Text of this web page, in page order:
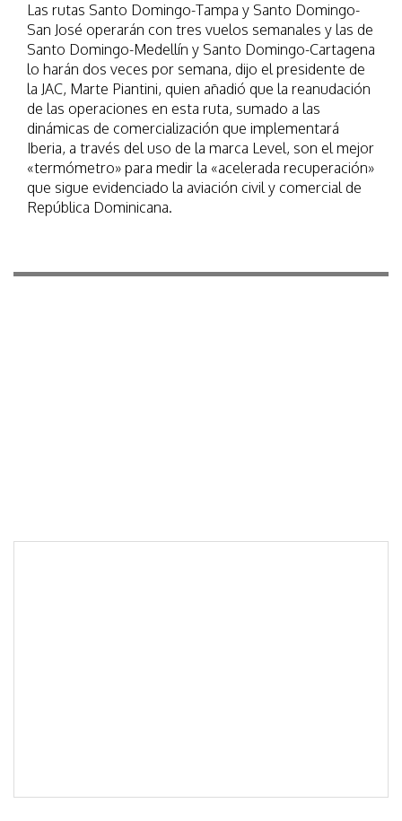
Las rutas Santo Domingo-Tampa y Santo Domingo-
San José operarán con tres vuelos semanales y las de
Santo Domingo-Medellín y Santo Domingo-Cartagena
lo harán dos veces por semana, dijo el presidente de
la JAC, Marte Piantini, quien añadió que la reanudación
de las operaciones en esta ruta, sumado a las
dinámicas de comercialización que implementará
Iberia, a través del uso de la marca Level, son el mejor
«termómetro» para medir la «acelerada recuperación»
que sigue evidenciado la aviación civil y comercial de
República Dominicana.